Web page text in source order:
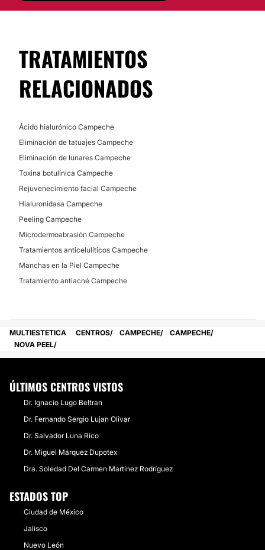
Financiación o facilidades de pago:
No
TRATAMIENTOS
RELACIONADOS
Ácido hialurónico Campeche
Eliminación de tatuajes Campeche
Eliminación de lunares Campeche
Toxina botulínica Campeche
Rejuvenecimiento facial Campeche
Hialuronidasa Campeche
Peeling Campeche
Microdermoabrasión Campeche
Tratamientos anticelulíticos Campeche
Manchas en la Piel Campeche
Tratamiento antiacné Campeche
MULTIESTETICA CENTROS CAMPECHE
CAMPECHE
NOVA PEEL
ÚLTIMOS CENTROS VISTOS
Dr. Ignacio Lugo Beltran
Dr. Fernando Sergio Lujan Olivar
Dr. Salvador Luna Rico
Dr. Miguel Márquez Dupotex
Dra. Soledad Del Carmen Martínez Rodríguez
ESTADOS TOP
Ciudad de México
Jalisco
Nuevo León